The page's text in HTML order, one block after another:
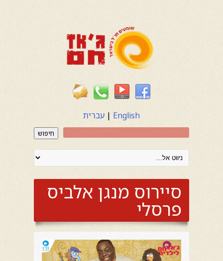
English
| עברית
חיפוש
סיירוס מנגן אלביס
פרסלי